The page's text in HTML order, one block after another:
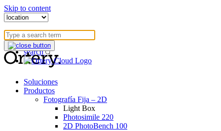
Skip to content
blog
userportal
search
Soluciones
Productos
Fotografía Fija – 2D
Light Box
Photosimile 220
2D PhotoBench 100